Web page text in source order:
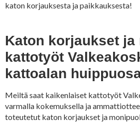
katon korjauksesta ja paikkauksesta!
Katon korjaukset ja
kattotyöt
kattoalan
Meiltä saat kaikenlaiset kattotyöt
varmalla kokemuksella ja
toteutetut katon korjaukset ja